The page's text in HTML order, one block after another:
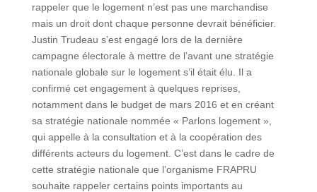
rappeler que le logement n’est pas une marchandise
mais un droit dont chaque personne devrait bénéficier.
Justin Trudeau s’est engagé lors de la dernière
campagne électorale à mettre de l’avant une stratégie
nationale globale sur le logement s’il était élu. Il a
confirmé cet engagement à quelques reprises,
notamment dans le budget de mars 2016 et en créant
sa stratégie nationale nommée « Parlons logement »,
qui appelle à la consultation et à la coopération des
différents acteurs du logement. C’est dans le cadre de
cette stratégie nationale que l’organisme FRAPRU
souhaite rappeler certains points importants au